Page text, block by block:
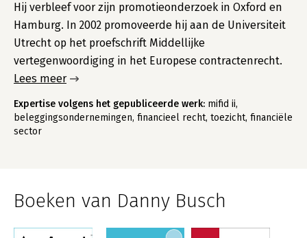
Hij verbleef voor zijn promotieonderzoek in Oxford en
Hamburg. In 2002 promoveerde hij aan de Universiteit
Utrecht op het proefschrift Middellijke
vertegenwoordiging in het Europese contractenrecht.
Lees meer
Expertise volgens het gepubliceerde werk: mifid ii,
beleggingsondernemingen, financieel recht, toezicht, financiële
sector
Boeken van Danny Busch